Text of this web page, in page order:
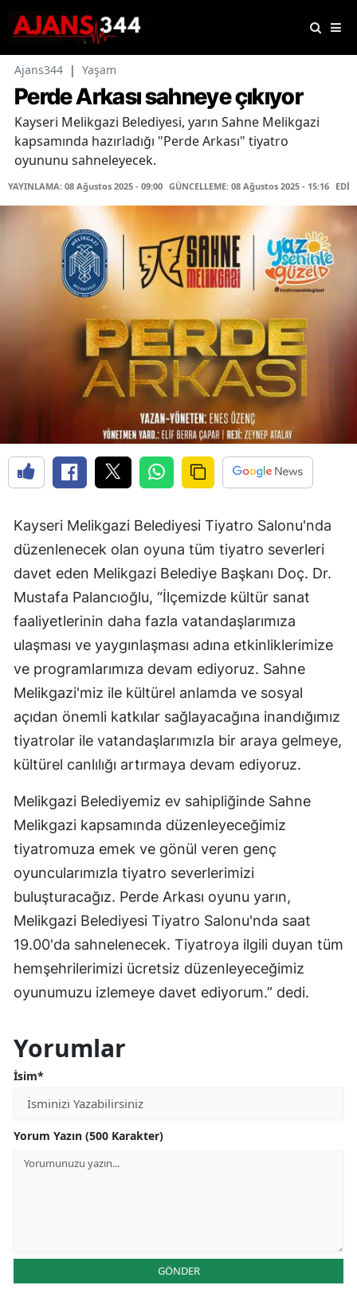
Ajans344 | Yaşam
Perde Arkası sahneye çıkıyor
Kayseri Melikgazi Belediyesi, yarın Sahne Melikgazi
kapsamında hazırladığı "Perde Arkası" tiyatro
oyununu sahneleyecek.
YAYINLAMA: 08 Ağustos 2025 - 09:00 GÜNCELLEME: 08 Ağustos 2025 - 15:16
Kayseri Melikgazi Belediyesi Tiyatro Salonu'nda
düzenlenecek olan oyuna tüm tiyatro severleri
davet eden Melikgazi Belediye Başkanı Doç. Dr.
Mustafa Palancıoğlu, “İlçemizde kültür sanat
faaliyetlerinin daha fazla vatandaşlarımıza
ulaşması ve yaygınlaşması adına etkinliklerimize
ve programlarımıza devam ediyoruz. Sahne
Melikgazi'miz ile kültürel anlamda ve sosyal
açıdan önemli katkılar sağlayacağına inandığımız
tiyatrolar ile vatandaşlarımızla bir araya gelmeye,
kültürel canlılığı artırmaya devam ediyoruz.
Melikgazi Belediyemiz ev sahipliğinde Sahne
Melikgazi kapsamında düzenleyeceğimiz
tiyatromuza emek ve gönül veren genç
oyuncularımızla tiyatro severlerimizi
buluşturacağız. Perde Arkası oyunu yarın,
Melikgazi Belediyesi Tiyatro Salonu'nda saat
19.00'da sahnelenecek. Tiyatroya ilgili duyan tüm
hemşehrilerimizi ücretsiz düzenleyeceğimiz
oyunumuzu izlemeye davet ediyorum.” dedi.
Yorumlar
İsim*
Yorum Yazın (500 Karakter)
GÖNDER